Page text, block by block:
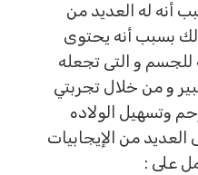
أنه له العديد من
بسبب أنه يحتوى
للجسم و التى تجعله
و من خلال تجربتي
وتسهيل الولاده
من الإيجابيات
على :